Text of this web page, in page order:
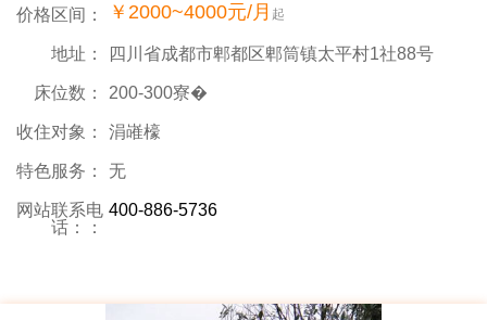
价格区间： ￥2000~4000元/月 起
地址： 四川省成都市郫都区郫筒镇太平村1社88号
床位数： 200-300寮�
收住对象： 涓嶉檺
特色服务： 无
网站联系电
话：：
400-886-5736